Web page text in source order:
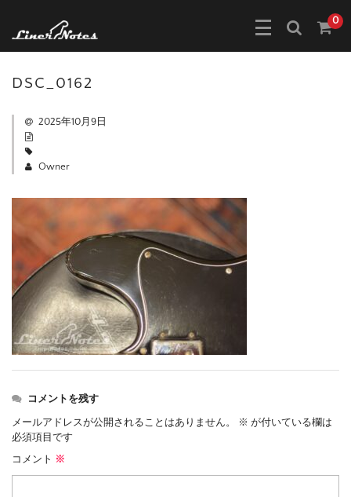
0
DSC_0162
2025年10月9日
Owner
コメントを残す
メールアドレスが公開されることはありません。 ※ が付いている欄は
必須項目です
コメント ※